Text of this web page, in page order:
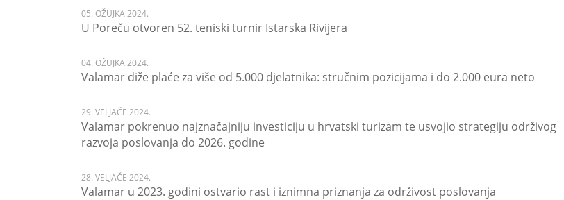
05. OŽUJKA 2024.
U Poreču otvoren 52. teniski turnir Istarska Rivijera
04. OŽUJKA 2024.
Valamar diže plaće za više od 5.000 djelatnika: stručnim pozicijama i do 2.000 eura neto
29. VELJAČE 2024.
Valamar pokrenuo najznačajniju investiciju u hrvatski turizam te usvojio strategiju održivog
razvoja poslovanja do 2026. godine
28. VELJAČE 2024.
Valamar u 2023. godini ostvario rast i iznimna priznanja za održivost poslovanja